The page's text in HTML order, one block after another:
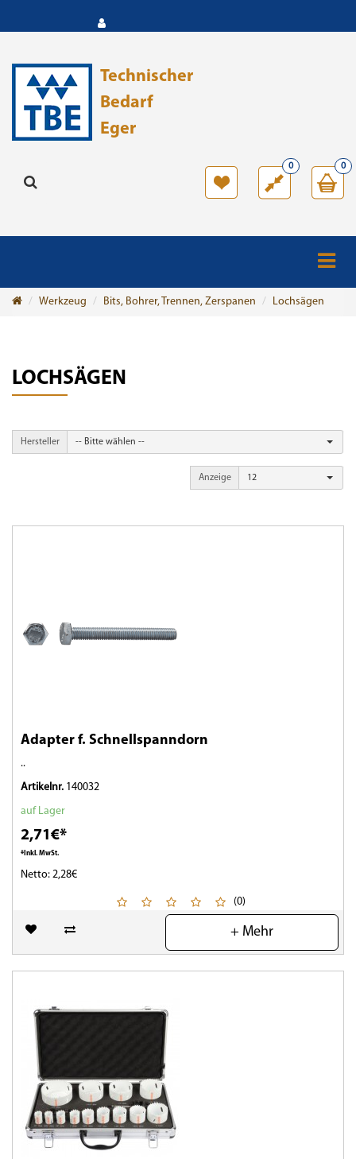
Technischer
Bedarf
Eger
0
0
Werkzeug Bits, Bohrer, Trennen, Zerspanen Lochsägen
LOCHSÄGEN
Hersteller -- Bitte wählen --
Anzeige 12
Adapter f. Schnellspanndorn
..
Artikelnr. 140032
auf Lager
2,71€*
*Inkl. MwSt.
Netto: 2,28€
(0)
+ Mehr